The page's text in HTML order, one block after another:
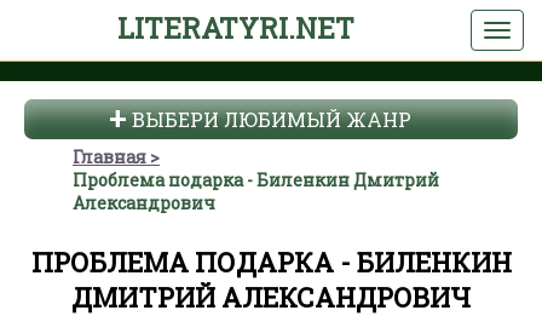
LITERATYRI.NET
ВЫБЕРИ ЛЮБИМЫЙ ЖАНР
Главная
Проблема подарка - Биленкин Дмитрий
Александрович
ПРОБЛЕМА ПОДАРКА - БИЛЕНКИН
ДМИТРИЙ АЛЕКСАНДРОВИЧ